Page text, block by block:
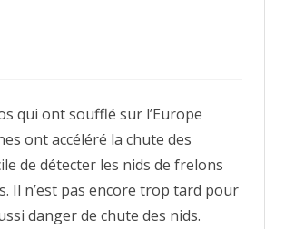
qui ont soufflé sur l’Europe
ont accéléré la chute des
de détecter les nids de frelons
Il n’est pas encore trop tard pour
danger de chute des nids.